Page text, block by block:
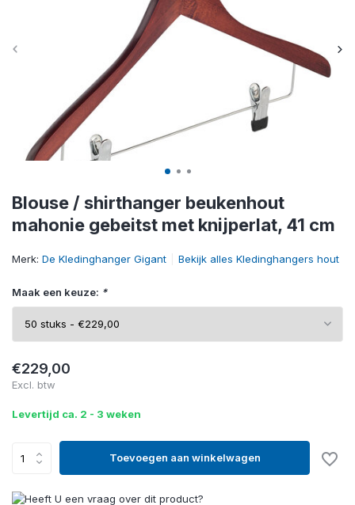
Blouse / shirthanger beukenhout
mahonie gebeitst met knijperlat, 41 cm
Merk: De Kledinghanger Gigant Bekijk alles Kledinghangers hout
Maak een keuze: *
€229,00
Excl. btw
Levertijd ca. 2 - 3 weken
Toevoegen aan winkelwagen